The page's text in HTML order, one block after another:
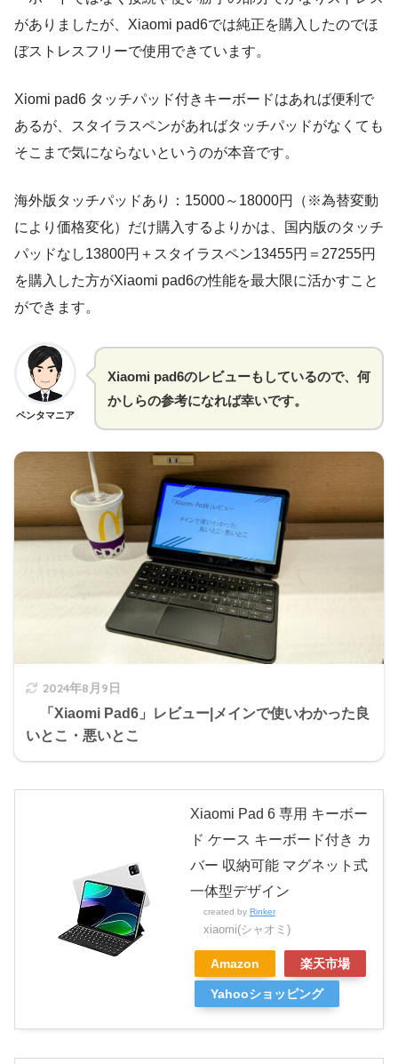
がありましたが、Xiaomi pad6では純正を購入したのでほ
ぼストレスフリーで使用できています。
Xiomi pad6 タッチパッド付きキーボードはあれば便利で
あるが、スタイラスペンがあればタッチパッドがなくても
そこまで気にならないというのが本音です。
海外版タッチパッドあり：15000～18000円（※為替変動
により価格変化）だけ購入するよりかは、国内版のタッチ
パッドなし13800円＋スタイラスペン13455円＝27255円
を購入した方がXiaomi pad6の性能を最大限に活かすこと
ができます。
ペンタマニア
Xiaomi pad6のレビューもしているので、何
かしらの参考になれば幸いです。
2024年8月9日
「Xiaomi Pad6」レビュー|メインで使いわかった良
いとこ・悪いとこ
Xiaomi Pad 6 専用 キーボー
ド ケース キーボード付き カ
バー 収納可能 マグネット式
一体型デザイン
created by Rinker
xiaomi(シャオミ)
Amazon 楽天市場
Yahooショッピング